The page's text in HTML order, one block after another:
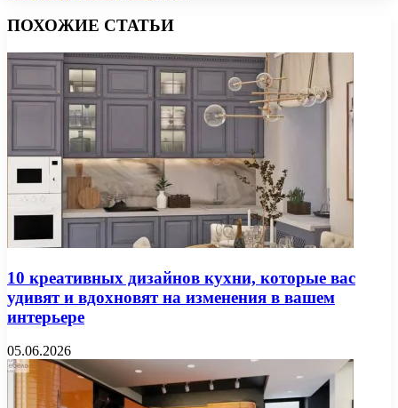
ПОХОЖИЕ СТАТЬИ
10 креативных дизайнов кухни, которые вас
удивят и вдохновят на изменения в вашем
интерьере
05.06.2026